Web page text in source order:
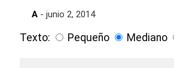
A - junio 2, 2014
Texto: Pequeño Mediano